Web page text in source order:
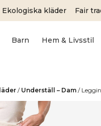
Ekologiska kläder Fair
Barn Hem & Livsstil
/ Underställ – Dam /